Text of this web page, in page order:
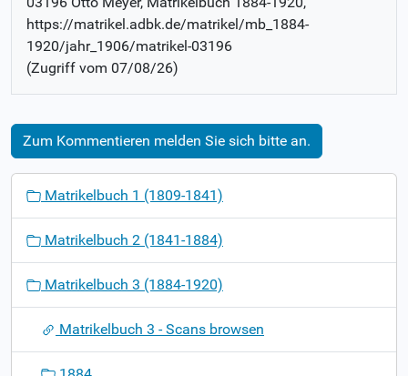
https://matrikel.adbk.de/matrikel/mb_1884-
1920/jahr_1906/matrikel-03196
(Zugriff vom 07/08/26)
Zum Kommentieren melden Sie sich bitte an.
o
Matrikelbuch 1 (1809-1841)
Matrikelbuch 2 (1841-1884)
Matrikelbuch 3 (1884-1920)
Matrikelbuch 3 - Scans browsen